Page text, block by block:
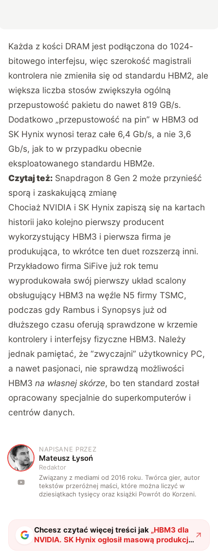
Każda z kości DRAM jest podłączona do 1024-
bitowego interfejsu, więc szerokość magistrali
kontrolera nie zmieniła się od standardu HBM2, ale
większa liczba stosów zwiększyła ogólną
przepustowość pakietu do nawet 819 GB/s.
Dodatkowo „przepustowość na pin” w HBM3 od
SK Hynix wynosi teraz całe 6,4 Gb/s, a nie 3,6
Gb/s, jak to w przypadku obecnie
eksploatowanego standardu HBM2e.
Czytaj też: Snapdragon 8 Gen 2 może przynieść
sporą i zaskakującą zmianę
Chociaż NVIDIA i SK Hynix zapiszą się na kartach
historii jako kolejno pierwszy producent
wykorzystujący HBM3 i pierwsza firma je
produkująca, to wkrótce ten duet rozszerzą inni.
Przykładowo firma SiFive już rok temu
wyprodukowała swój pierwszy układ scalony
obsługujący HBM3 na węźle N5 firmy TSMC,
podczas gdy Rambus i Synopsys już od
dłuższego czasu oferują sprawdzone w krzemie
kontrolery i interfejsy fizyczne HBM3. Należy
jednak pamiętać, że “zwyczajni” użytkownicy PC,
a nawet pasjonaci, nie sprawdzą możliwości
HBM3na własnej skórze, bo ten standard został
opracowany specjalnie do superkomputerów i
centrów danych.
M
NAPISANE PRZEZ
Mateusz Łysoń
Redaktor
Związany z mediami od 2016 roku. Twórca gier, autor
tekstów przeróżnej maści, które można liczyć w
dziesiątkach tysięcy oraz książki Powrót do Korzeni.
Chcesz czytać więcej treści jak „HBM3 dla
NVIDIA. SK Hynix ogłosił masową produkcję
i swojego pierwszego klienta"?